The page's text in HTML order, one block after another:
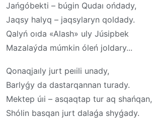
Jańgóbekti – búgin Qudaı ońdady,
Jaqsy halyq – jaqsylaryn qoldady.
Qalyń oıda «Alash» uly Júsipbek
Mazalaýda múmkin óleń joldary...
Qonaqjaıly jurt peıili unady,
Barlyǵy da dastarqannan turady.
Mektep úıi – asqaqtap tur aq shańqan,
Shólin basqan jurt dalaǵa shyǵady.